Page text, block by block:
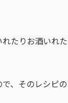
たりお酒いれた
、そのレシピの